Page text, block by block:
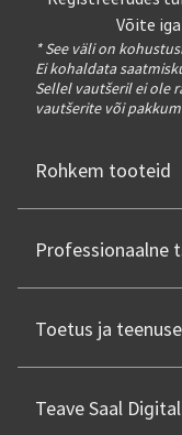
Võite
* See väli on
Ei kohaldata
Sellel vautšeril ei ole
vautšerite või
Rohkem tooteid
Professionaalne
Toetus ja
Teave Saal